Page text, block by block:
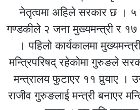
नेतृत्वमा अहिले सरकार छ । ५
गण्डकीले २ जना मुख्यमन्त्री र १७
। पहिलो कार्यकालमा
मन्त्रिपरिषद् रहेकोमा गुरुङले
मन्त्रालय फुटाएर ११ पुर्‍याए ।
राजीव गुरुङलाई मन्त्री बनाएर